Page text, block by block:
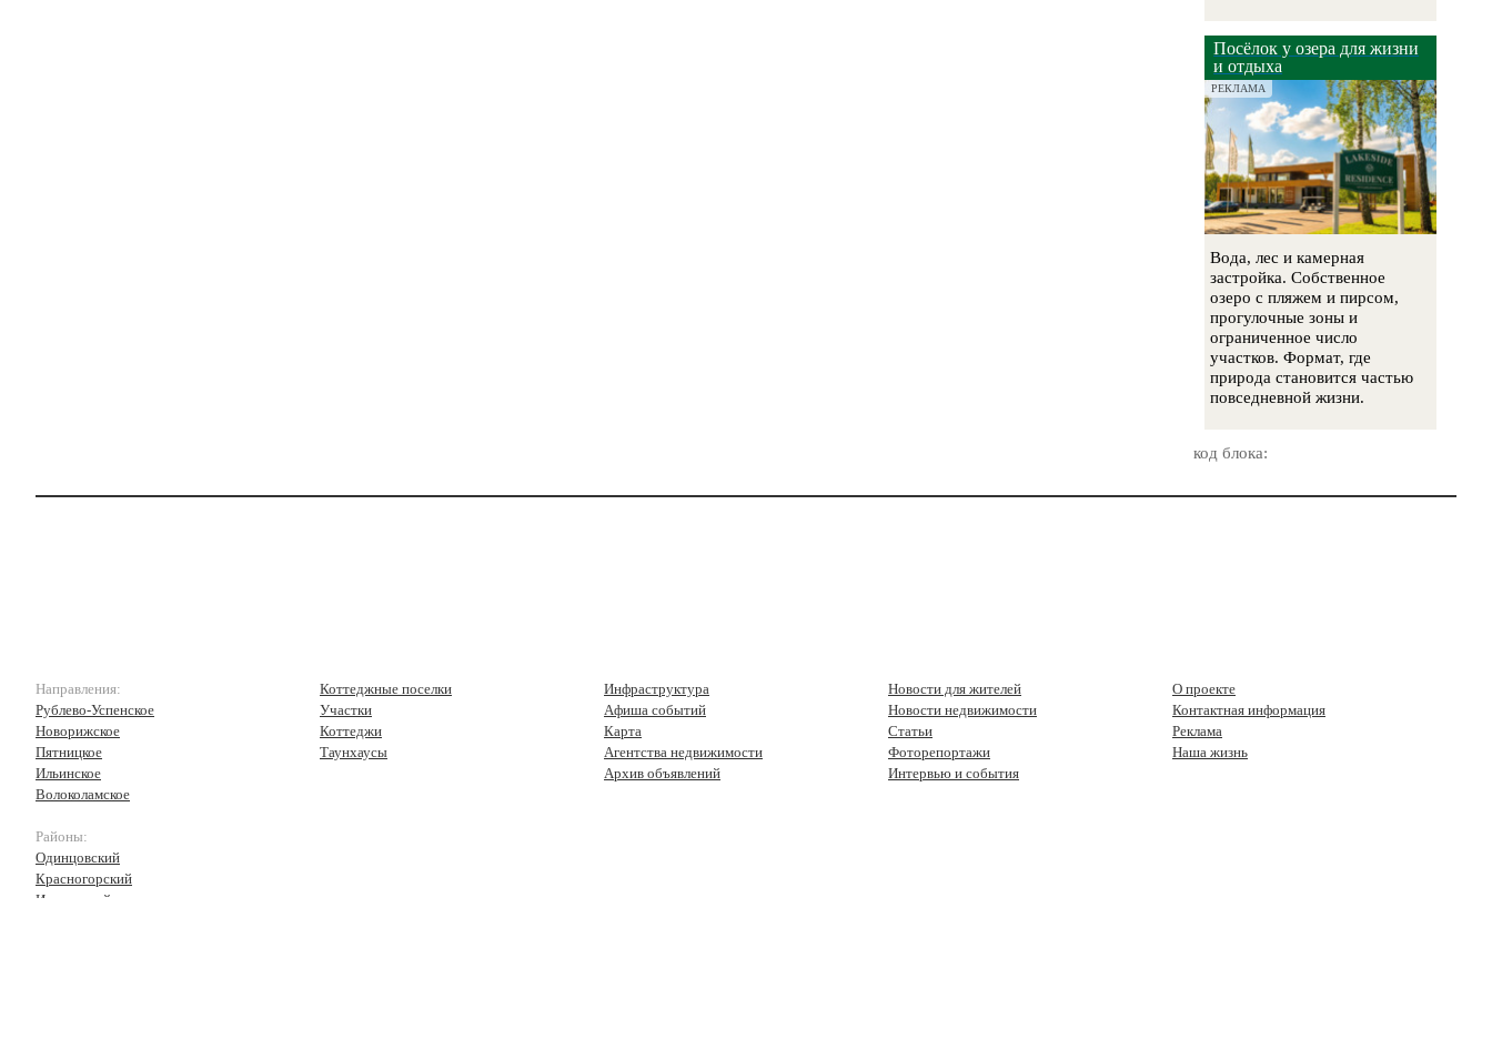
Посёлок у озера для жизни
и отдыха
РЕКЛАМА
Вода, лес и камерная
застройка. Собственное
озеро с пляжем и пирсом,
прогулочные зоны и
ограниченное число
участков. Формат, где
природа становится частью
повседневной жизни.
код блока:
Направления:
Рублево-Успенское
Новорижское
Пятницкое
Ильинское
Волоколамское
Районы:
Одинцовский
Красногорский
Истринский
Коттеджные поселки
Участки
Коттеджи
Таунхаусы
Инфраструктура
Афиша событий
Карта
Агентства недвижимости
Архив объявлений
Новости для жителей
Новости недвижимости
Статьи
Фоторепортажи
Интервью и события
О проекте
Контактная информация
Реклама
Наша жизнь